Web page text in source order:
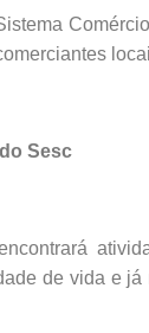
Sesc
de vida e